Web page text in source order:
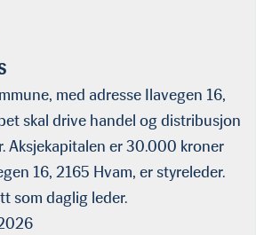
med adresse Ilavegen 16,
skal drive handel og distribusjon
Aksjekapitalen er 30.000 kroner
16, 2165 Hvam, er styreleder.
som daglig leder.